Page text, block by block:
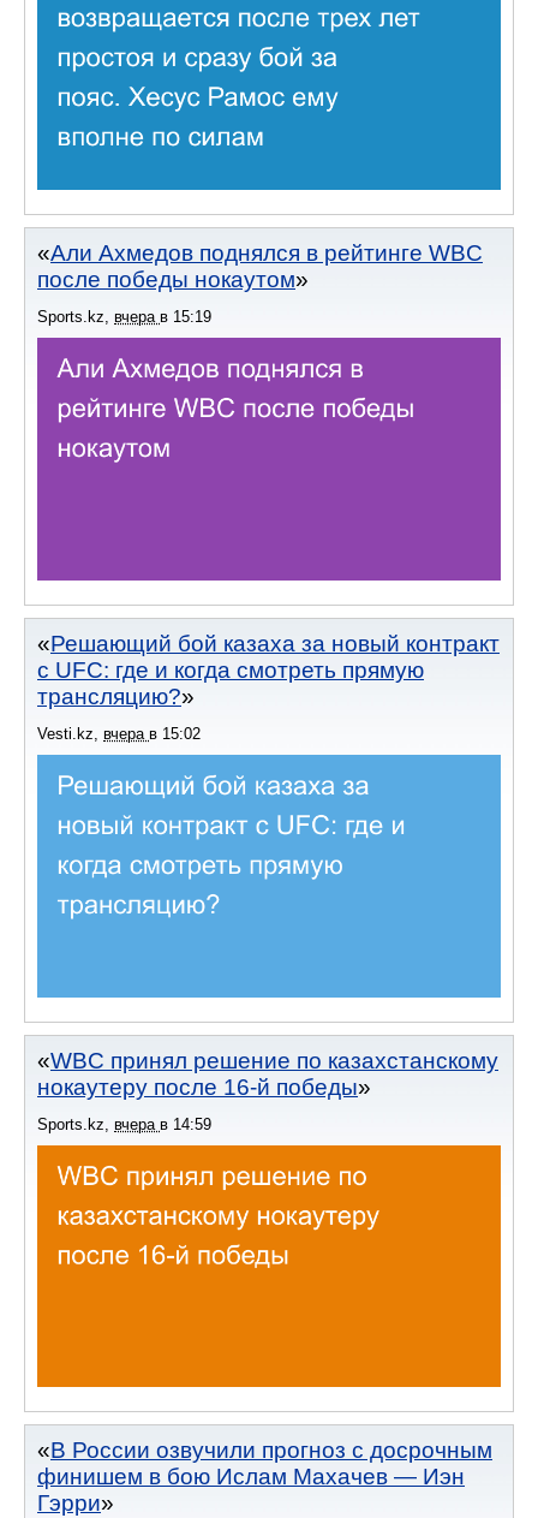
Али Ахмедов поднялся в рейтинге WBC
после победы нокаутом
Sports.kz вчера в 15:19
Решающий бой казаха за новый контракт
с UFC: где и когда смотреть прямую
трансляцию?
Vesti.kz вчера в 15:02
WBC принял решение по казахстанскому
нокаутеру после 16-й победы
Sports.kz вчера в 14:59
В России озвучили прогноз с досрочным
финишем в бою Ислам Махачев — Иэн
Гэрри